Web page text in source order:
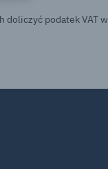
doliczyć podatek VAT w